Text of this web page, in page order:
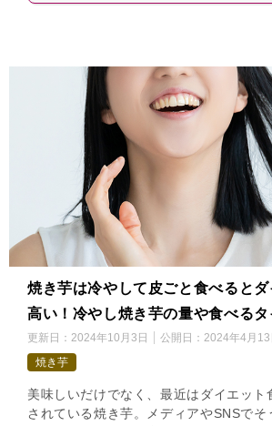
焼き芋は冷やして皮ごと食べると
高い！冷やし焼き芋の量や食べるタ
更新日： 2024年10月3日 公開日： 2024年4月13
焼き芋
美味しいだけでなく、最近はダイエット
されている焼き芋。メディアやSNSでそ